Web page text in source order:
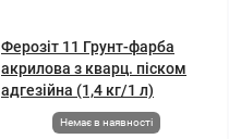
Ферозіт 11 Грунт-фарба
акрилова з кварц. піском
адгезійна (1,4 кг/1 л)
Немає в наявності